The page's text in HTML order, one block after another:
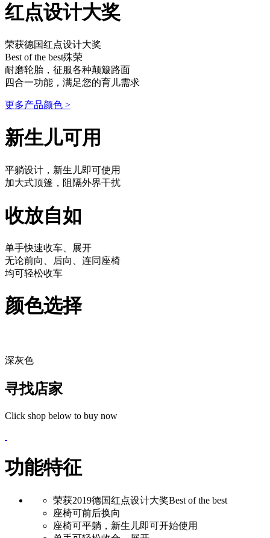
红点设计大奖
荣获德国红点设计大奖
Best of the best殊荣
耐磨轮胎，征服各种颠簸路面
四合一功能，满足您的育儿需求
更多产品颜色 >
新生儿可用
平躺设计，新生儿即可使用
加大式顶篷，阻隔外界干扰
收放自如
单手快速收车、展开
无论前向、后向、连同座椅
均可轻松收车
颜色选择
深灰色
寻找店家
Click shop below to buy now
功能特征
荣获2019德国红点设计大奖Best of the best
座椅可前后换向
座椅可平躺，新生儿即可开始使用